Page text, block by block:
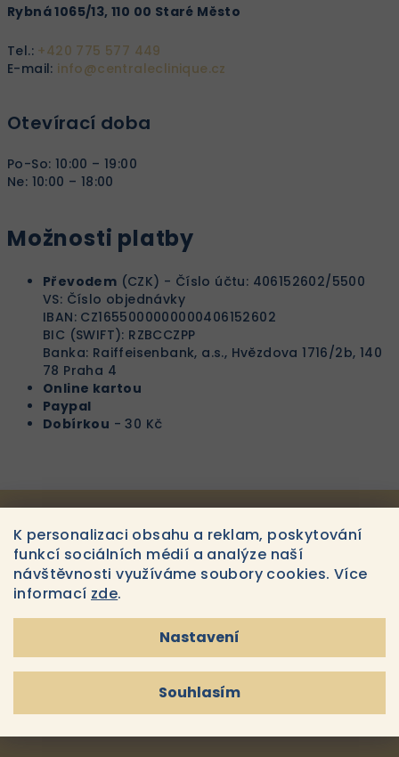
K personalizaci obsahu a reklam, poskytování
funkcí sociálních médií a analýze naší
návštěvnosti využíváme soubory cookies. Více
informací zde.
Nastavení
Souhlasím
Rybná 1065/13, 110 00 Staré Město
Tel.: +420 775 577 449
E-mail: info@centraleclinique.cz
Otevírací doba
Po-So: 10:00 – 19:00
Ne: 10:00 – 18:00
Možnosti platby
Převodem (CZK) - Číslo účtu: 406152602/5500
VS: Číslo objednávky
IBAN: CZ1655000000000406152602
BIC (SWIFT): RZBCCZPP
Banka: Raiffeisenbank, a.s., Hvězdova 1716/2b, 140
78 Praha 4
Online kartou
Paypal
Dobírkou - 30 Kč
Odebírat newsletter
E-MAIL
Souhlasím spodmínkami ochrany osobních údajů
Přihlásit se